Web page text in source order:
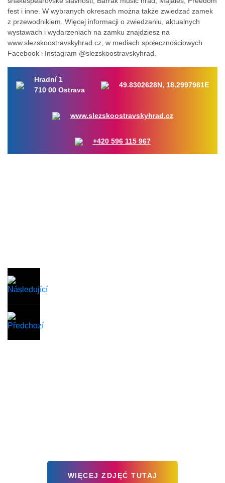
fest i inne. W wybranych okresach można także zwiedzać zamek
z przewodnikiem. Więcej informacji o zwiedzaniu, aktualnych
wystawach i wydarzeniach na zamku znajdziesz na
www.slezskoostravskyhrad.cz, w mediach społecznościowych
Facebook i Instagram @slezskoostravskyhrad.
Hradní 1
710 00 Ostrava
49.8302628N, 18.2997981E
www.slezskoostravskyhrad.cz
+420 596 115 967
WIĘCEJ ZDJĘĆ TUTAJ